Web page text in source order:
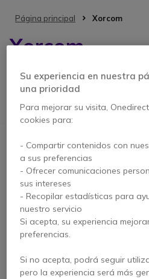
Página principal Xorcom
Xorcom
No podemos encontrar
selección.
IconLlámenos para
Icon3000
Todos los
Icon95% de pedidos
Su experiencia en nuestra
una prioridad
Para mejorar su visita,
cookies para:
- Compartir contenidos con
a sus preferencias
- Ofrecer comunicaciones
sus intereses
- Recopilar estadísticas para
nuestro servicio
Si acepta, su experiencia
preferencias.
Si no acepta, podrá seguir
pero la experiencia será más